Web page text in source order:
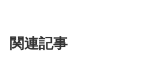
関連記事